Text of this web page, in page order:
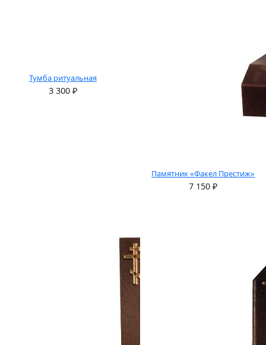
Тумба ритуальная
3 300 ₽
Памятник «Факел Престиж»
7 150 ₽